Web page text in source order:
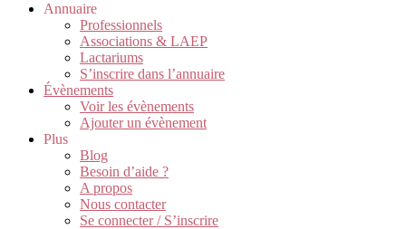
Annuaire
Professionnels
Associations & LAEP
Lactariums
S’inscrire dans l’annuaire
Évènements
Voir les évènements
Ajouter un évènement
Plus
Blog
Besoin d’aide ?
A propos
Nous contacter
Se connecter / S’inscrire